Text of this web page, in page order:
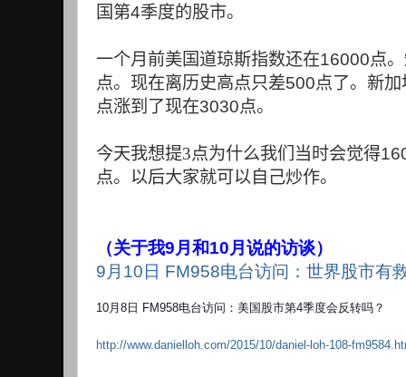
国第4季度的股市。
一个月前美国道琼斯指数还在16000点
点。现在离历史高点只差500点了。新
点涨到了现在3030点。
今天我想提3点为什么我们当时会觉得
点。以后大家就可以自己炒作。
（关于我9月和10月说的访谈）
9月10日 FM958电台访问：世界股市有
10月8日 FM958电台访问：美国股市第4季度会反转吗？
http://www.danielloh.com/2015/10/daniel-loh-108-